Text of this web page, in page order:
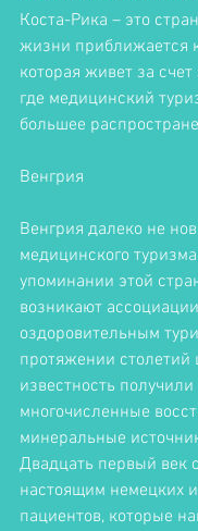
Коста-Рика – это
жизни приближается
которая живет за
где медицинский
большее
Венгрия
Венгрия далеко не
медицинского
упоминании этой
возникают
оздоровительным
протяжении
известность получили
многочисленные
минеральные
Двадцать первый век
настоящим немецких
пациентов, которые